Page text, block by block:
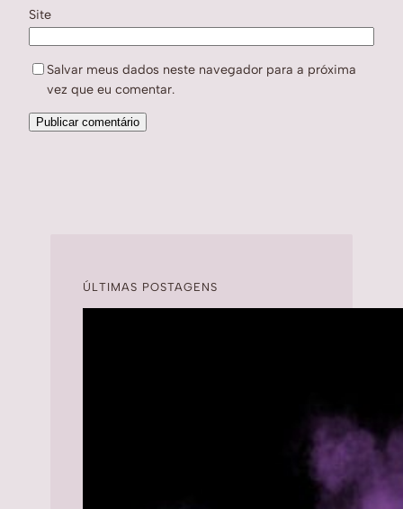
Site
Salvar meus dados neste navegador para a próxima
vez que eu comentar.
ÚLTIMAS POSTAGENS